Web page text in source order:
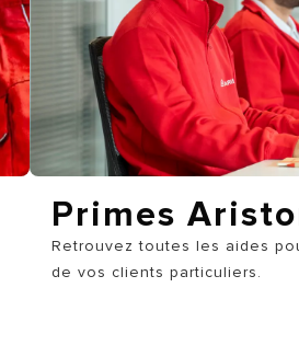
MODÈLES DE CHAUFFAGE
SERVICES ARISTON
Primes
Retrouvez toutes les aides
de vos clients particuliers.